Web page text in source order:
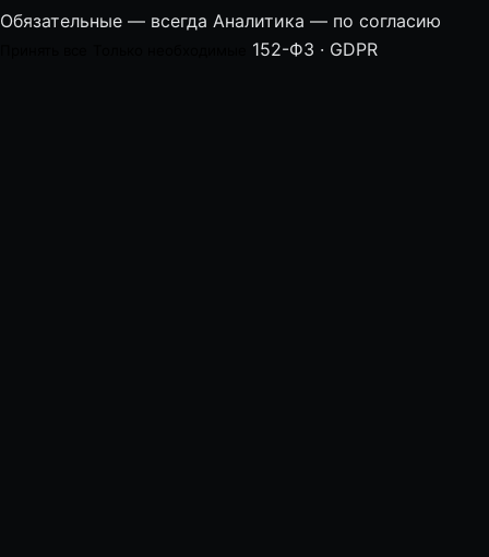
Обязательные — всегда Аналитика — по согласию
152-ФЗ · GDPR